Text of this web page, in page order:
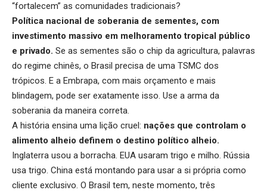
“fortalecem” as comunidades tradicionais?
Política nacional de soberania de sementes, com
investimento massivo em melhoramento tropical público
e privado. Se as sementes são o chip da agricultura, palavras
do regime chinês, o Brasil precisa de uma TSMC dos
trópicos. E a Embrapa, com mais orçamento e mais
blindagem, pode ser exatamente isso. Use a arma da
soberania da maneira correta.
A história ensina uma lição cruel: nações que controlam o
alimento alheio definem o destino político alheio.
Inglaterra usou a borracha. EUA usaram trigo e milho. Rússia
usa trigo. China está montando para usar a si própria como
cliente exclusivo. O Brasil tem, neste momento, três